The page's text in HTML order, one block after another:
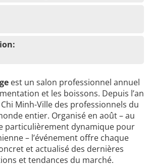
est un salon professionnel annuel
et les boissons. Depuis l’an
Minh-Ville des professionnels du
entier. Organisé en août – au
particulièrement dynamique pour
– l’événement offre chaque
et actualisé des dernières
et tendances du marché.